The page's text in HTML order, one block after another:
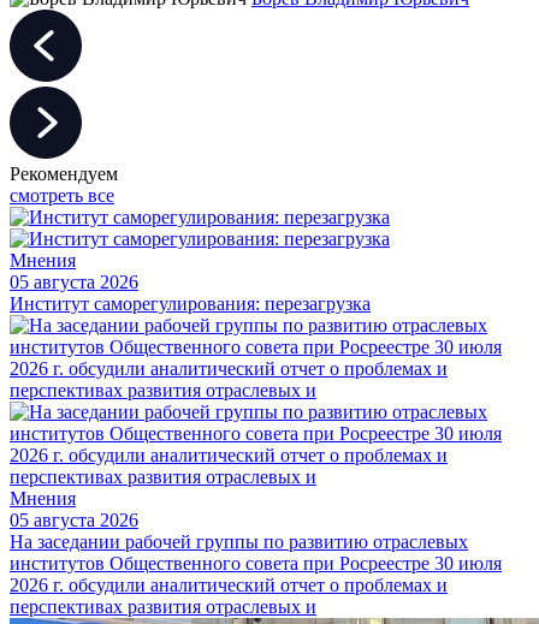
Рекомендуем
смотреть все
Мнения
05 августа 2026
Институт саморегулирования: перезагрузка
Мнения
05 августа 2026
На заседании рабочей группы по развитию отраслевых
институтов Общественного совета при Росреестре 30 июля
2026 г. обсудили аналитический отчет о проблемах и
перспективах развития отраслевых и